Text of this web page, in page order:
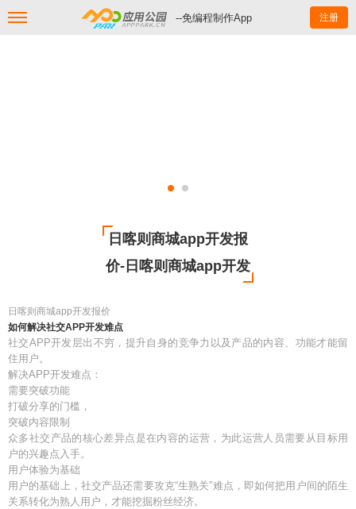
--免编程制作App 注册
日喀则商城app开发报
价-日喀则商城app开发
日喀则商城app开发报价
如何解决社交APP开发难点
社交APP开发层出不穷，提升自身的竞争力以及产品的内容、功能才能留
住用户。
解决APP开发难点：
需要突破功能
打破分享的门槛，
突破内容限制
众多社交产品的核心差异点是在内容的运营，为此运营人员需要从目标用
户的兴趣点入手。
用户体验为基础
用户的基础上，社交产品还需要攻克“生熟关”难点，即如何把用户间的陌生
关系转化为熟人用户，才能挖掘粉丝经济。